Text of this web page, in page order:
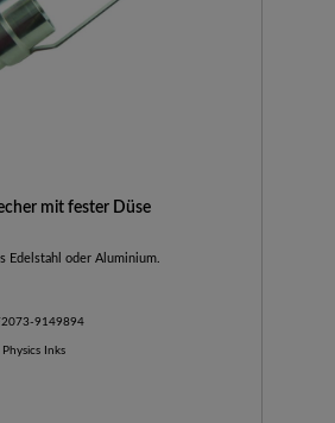
mit fester Düse
Edelstahl oder Aluminium.
9149894
Inks